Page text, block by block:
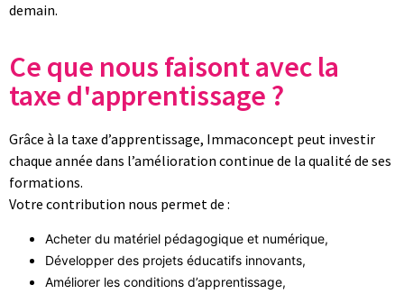
demain.
Ce que nous faisont avec la
taxe d'apprentissage ?
Grâce à la taxe d’apprentissage, Immaconcept peut investir
chaque année dans l’amélioration continue de la qualité de ses
formations.
Votre contribution nous permet de :
Acheter du matériel pédagogique et numérique,
Développer des projets éducatifs innovants,
Améliorer les conditions d’apprentissage,